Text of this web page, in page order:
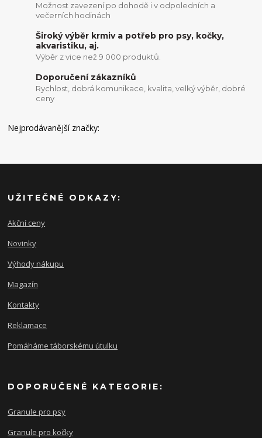
Možnost zavezení po dohodě i v odpoledních a
večerních hodinách
Široký výběr krmiv a potřeb pro psy, kočky,
akvaristiku, aj.
Výběr z vice než 9 000 produktů.
Doporučení zákazníků
Rychlost, dobrá komunikace, kvalita, velký výběr, dobré
ceny
Nejprodávanější značky:
UŽITEČNÉ ODKAZY:
Akční ceny
Novinky
Výhody nákupu
Magazín
Kontakty
Reklamace
Pomáháme táborskému útulku
DOPORUČENÉ KATEGORIE:
Granule pro psy
Granule pro kočky